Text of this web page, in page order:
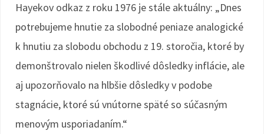
Hayekov odkaz z roku 1976 je stále aktuálny: „Dnes
potrebujeme hnutie za slobodné peniaze analogické
k hnutiu za slobodu obchodu z 19. storočia, ktoré by
demonštrovalo nielen škodlivé dôsledky inflácie, ale
aj upozorňovalo na hlbšie dôsledky v podobe
stagnácie, ktoré sú vnútorne späté so súčasným
menovým usporiadaním.“